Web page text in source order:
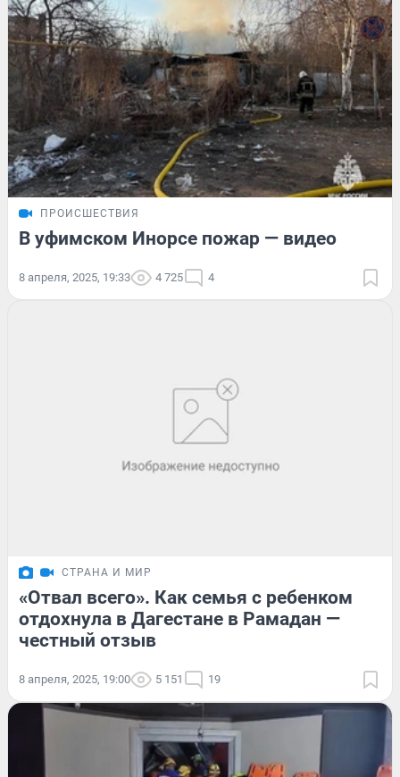
ПРОИСШЕСТВИЯ
В уфимском Инорсе пожар — видео
8 апреля, 2025, 19:33 4 725 4
СТРАНА И МИР
«Отвал всего». Как семья с ребенком
отдохнула в Дагестане в Рамадан —
честный отзыв
8 апреля, 2025, 19:00 5 151 19